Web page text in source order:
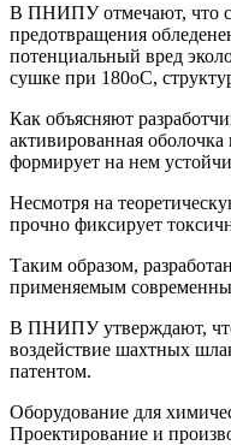
В ПНИПУ отмечают, что
предотвращения
потенциальный вред
сушке при 180оС,
Как объясняют
активированная оболочка
формирует на нем
Несмотря на
прочно фиксирует
Таким образом,
применяемым
В ПНИПУ утверждают, что
воздействие шахтных
патентом.
Оборудование для
Проектирование и